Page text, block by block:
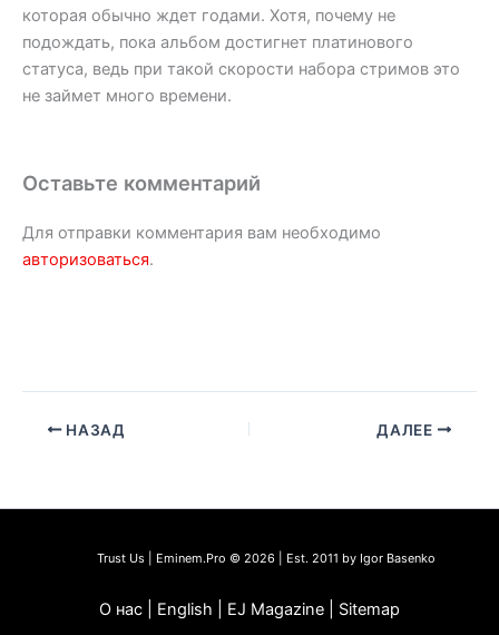
которая обычно ждет годами. Хотя, почему не
подождать, пока альбом достигнет платинового
статуса, ведь при такой скорости набора стримов это
не займет много времени.
Оставьте комментарий
Для отправки комментария вам необходимо
авторизоваться.
НАЗАД ДАЛЕЕ
Trust Us | Eminem.Pro © 2026 | Est. 2011 by Igor Basenko
О нас | English | EJ Magazine | Sitemap